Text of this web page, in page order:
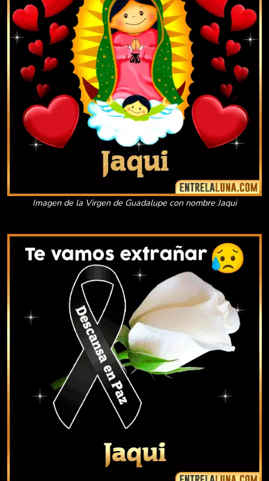
Imagen de la Virgen de Guadalupe con nombre Jaqui